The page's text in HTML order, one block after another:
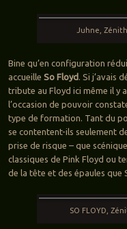
Juhne,
Bine qu’en configuration
accueille So Floyd . Si j’avais
tribute au Floyd ici même il y
l’occasion de pouvoir
type de formation. Tant du
se contentent-ils seulement
prise de risque – que
classiques de Pink Floyd ou
de la tête et des épaules que
SO FLOYD,